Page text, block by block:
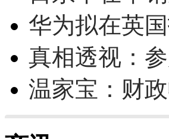
华为拟在英
真相透视：
温家宝：财